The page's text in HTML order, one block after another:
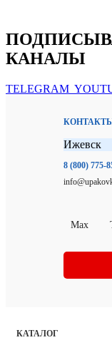
КАНАЛЫ
TELEGRAM
Ижевск
8 (800) 775-
Max
КАТАЛОГ